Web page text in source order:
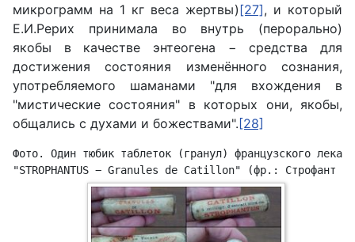
микрограмм на 1 кг веса жертвы)[27], и который
Е.И.Рерих принимала во внутрь (перорально)
якобы в качестве энтеогена − средства для
достижения состояния изменённого сознания,
употребляемого шаманами "для вхождения в
"мистические состояния" в которых они, якобы,
общались с духами и божествами".[28]
Фото. Один тюбик таблеток (гранул) французского
"STROPHANTUS − Granules de Catillon" (фр.: Строфант -